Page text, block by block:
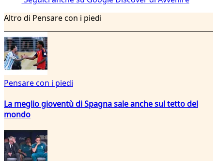
Altro di Pensare con i piedi
Pensare con i piedi
La meglio gioventù di Spagna sale anche sul tetto del
mondo